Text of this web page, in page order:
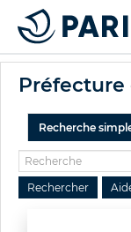
Préfecture
Recherche